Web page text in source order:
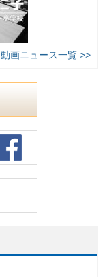
動画ニュース一覧 >>